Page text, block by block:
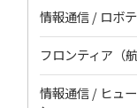
情報通信 / ロボ
フロンティア（
情報通信 / ヒュ